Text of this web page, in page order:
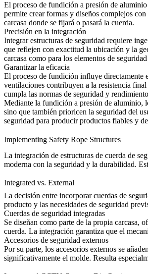
El proceso de fundición a presión de aluminio
permite crear formas y diseños complejos
carcasa donde se fijará o pasará la cuerda.
Precisión en la integración
Integrar estructuras de seguridad requiere
que reflejen con exactitud la ubicación y la
carcasa como para los elementos de
Garantizar la eficacia
El proceso de fundición influye directamente
ventilaciones contribuyen a la resistencia
cumpla las normas de seguridad y
Mediante la fundición a presión de aluminio,
sino que también prioricen la seguridad del
seguridad para producir productos fiables y
Implementing Safety Rope Structures
La integración de estructuras de cuerda de
moderna con la seguridad y la durabilidad.
Integrated vs. External
La decisión entre incorporar cuerdas de
producto y las necesidades de seguridad
Cuerdas de seguridad integradas
Se diseñan como parte de la propia carcasa,
cuerda. La integración garantiza que el
Accesorios de seguridad externos
Por su parte, los accesorios externos se
significativamente el molde. Resulta